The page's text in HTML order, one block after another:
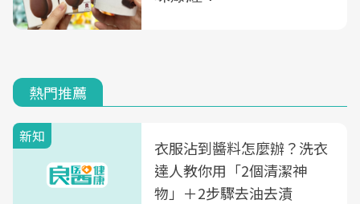
熱門推薦
新知
衣服沾到醬料怎麼辦？洗衣
達人教你用「2個清潔神
物」＋2步驟去油去漬